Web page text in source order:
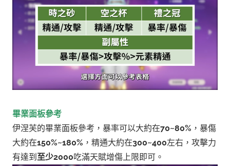
畢業面板參考
伊涅芙的畢業面板參考，暴率可以大約在70~80% ，暴傷
大約在150%~180% ，精通大約在300~400左右，攻擊力
有達到 至少2000吃滿天賦增傷上限即可。